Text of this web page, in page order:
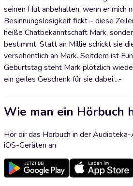
seinen Hut anbehalten, wenn er mich
Besinnungslosigkeit fickt – diese
heiße Chatbekanntschaft Mark,
bestimmt. Statt an Millie schickt sie
versehentlich an Mark. Seitdem ist
Geburtstag steht Mark plötzlich
ein geiles Geschenk für sie dabei....-
Wie man ein Hörbuch
Hör dir das Hörbuch in der
iOS-Geräten an